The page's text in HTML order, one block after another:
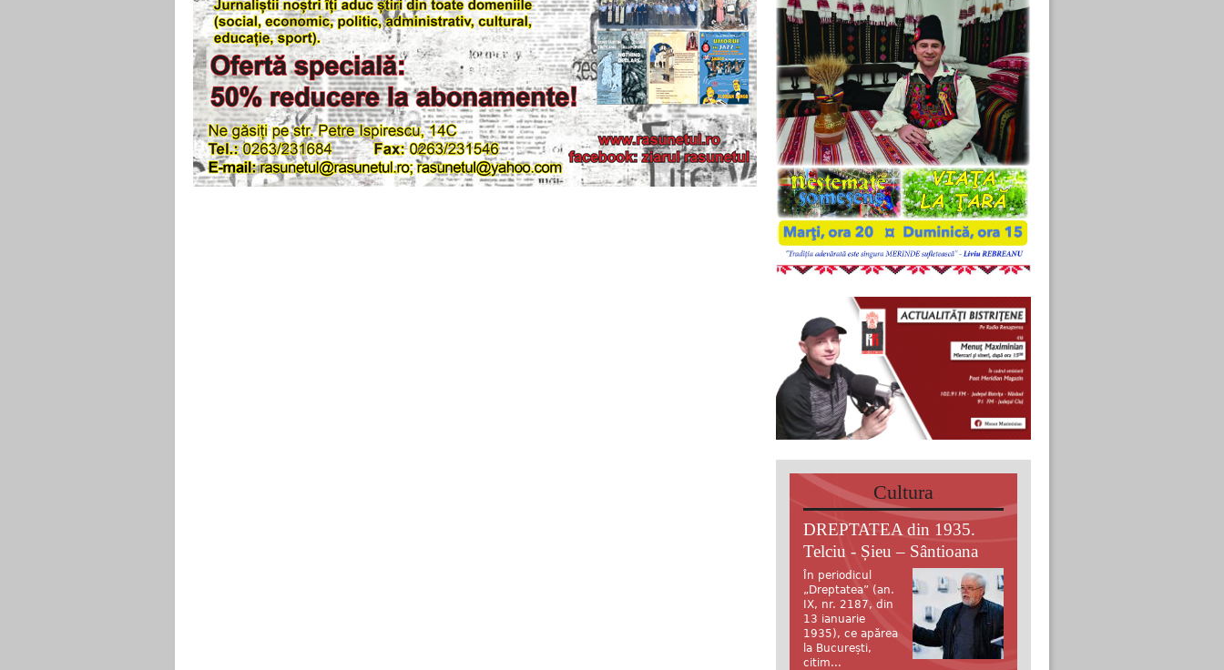
Cultura
DREPTATEA din 1935.
Telciu - Șieu – Sântioana
În periodicul
„Dreptatea” (an.
IX, nr. 2187, din
13 ianuarie
1935), ce apărea
la București,
citim...